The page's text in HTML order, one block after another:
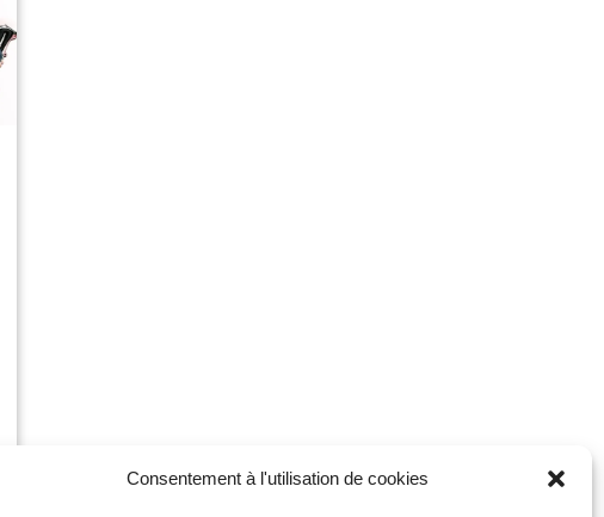
Consentement à l'utilisation de cookies